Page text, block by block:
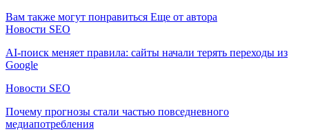
Вам также могут понравиться Еще от автора
Новости SEO
AI-поиск меняет правила: сайты начали терять переходы из
Google
Новости SEO
Почему прогнозы стали частью повседневного
медиапотребления